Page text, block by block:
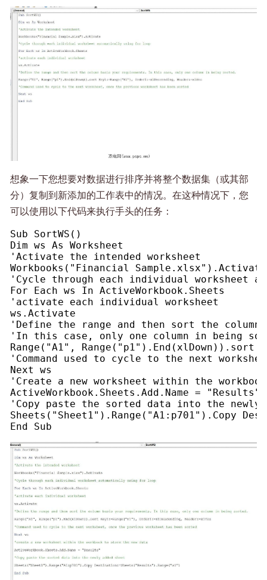
想象一下您想要对数据进行排序并将整个数据集（或其部
分）复制到新添加的工作表中的情况。在这种情况下，您
可以使用以下代码来执行手头的任务：
Sub SortWS()
Dim ws As Worksheet
'Activate the intended worksheet
Workbooks("Financial Sample.xlsx").Activate
'Cycle through each individual worksheet
For Each ws In ActiveWorkbook.Sheets
'activate each individual worksheet
ws.Activate
'Define the range and then sort the
'In this case, only one column in being
Range("A1", Range("p1").End(xlDown)).sort
'Command used to cycle to the next
Next ws
'Create a new worksheet within the
ActiveWorkbook.Sheets.Add.Name = "Results"
'Copy paste the sorted data into the newly
Sheets("Sheet1").Range("A1:p701").Copy
End Sub